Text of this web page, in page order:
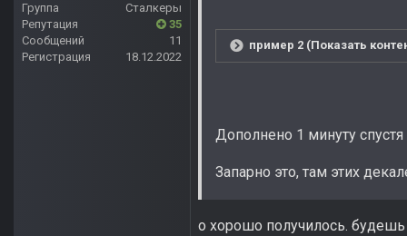
Группа
Сталкеры
Репутация
35
Сообщений
11
Регистрация
18.12.2022
пример 2 (Показать
Дополнено 1 минуту спустя
Запарно это, там этих
о хорошо получилось.